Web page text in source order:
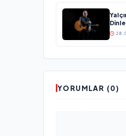
YORUMLAR (0)